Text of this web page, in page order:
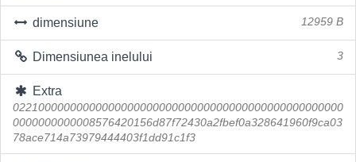
dimensiune 12959 B
Dimensiunea inelului 3
Extra
0221000000000000000000000000000000000000000000000000
0000000000008576420156d87f72430a2fbef0a328641960f9ca03
78ace714a73979444403f1dd91c1f3